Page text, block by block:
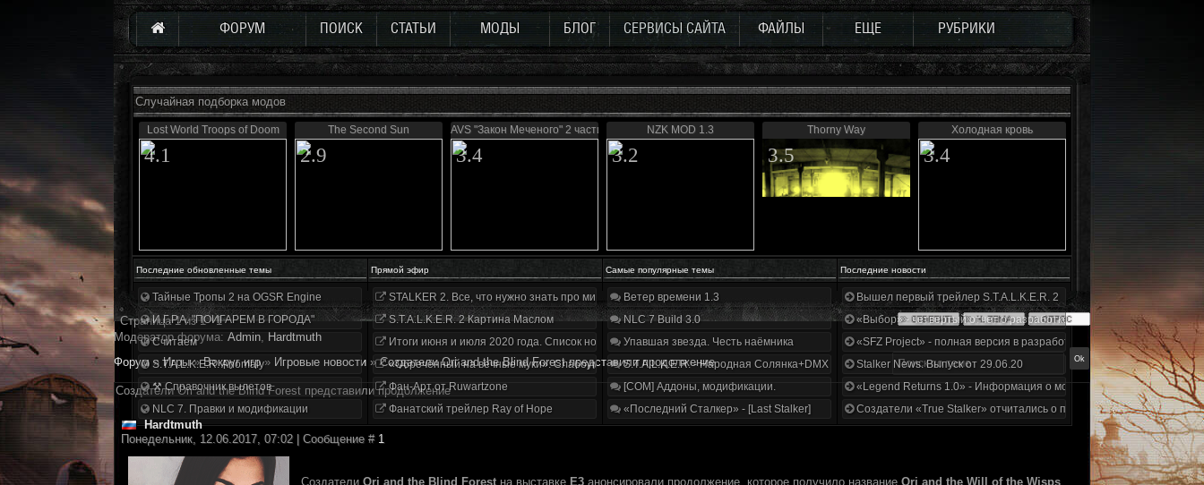
ФОРУМ ПОИСК СТАТЬИ МОДЫ БЛОГ СЕРВИСЫ САЙТА ФАЙЛЫ ЕЩЕ РУБРИКИ
Случайная подборка модов
Lost World Troops of Doom
4.1
The Second Sun
2.9
AVS "Закон Меченого" 2 части
3.4
NZK MOD 1.3
3.2
Thorny Way
3.5
Холодная кровь
3.4
Последние обновленные темы Прямой эфир Самые популярные темы Последние новости
Тайные Тропы 2 на OGSR Engine
И.Г.Р.А. "ПОИГАРЕМ В ГОРОДА"
Считаем
S.T.A.L.K.E.R. Anomaly
⚒ Справочник вылетов
NLC 7. Правки и модификации
STALKER 2. Все, что нужно знать про мир, геймплей и сюжет | Разбор трейлера
S.T.A.L.K.E.R. 2 Картина Маслом
Итоги июня и июля 2020 года. Список нововведений
«Обречённый на вечные муки». Слабоумие и отвага
Фан-Арт от Ruwartzone
Фанатский трейлер Ray of Hope
Ветер времени 1.3
NLC 7 Build 3.0
Упавшая звезда. Честь наёмника
S.T.A.L.K.E.R. - Народная Солянка+DMX 1.3.5.ООП.МА.К.
[COM] Аддоны, модификации.
«Последний Сталкер» - [Last Stalker]
Вышел первый трейлер S.T.A.L.K.E.R. 2
«Выбор» - четвертый отчет о разработке!
«SFZ Project» - полная версия в разработке!
Stalker News. Выпуск от 29.06.20
«Legend Returns 1.0» - Информация о моде за июнь 2020
Создатели «True Stalker» отчитались о проделанной работе
Страница1из1
1
Модератор форума: Аdmin, Hardtmuth
Форум » Игры » Вокруг игр » Игровые новости » Создатели Ori and the Blind Forest представили продолжение
Создатели Ori and the Blind Forest представили продолжение
Hardtmuth
Понедельник, 12.06.2017, 07:02 | Сообщение # 1
Создатели Ori and the Blind Forest на выставке Е3 анонсировали продолжение, которое получило название Ori and the Will of the Wisps.